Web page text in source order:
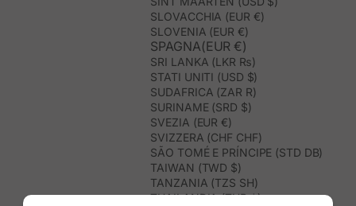
SLOVACCHIA (EUR €)
SLOVENIA (EUR €)
SPAGNA(EUR €)
SRI LANKA (LKR ₨)
STATI UNITI (USD $)
SUDAFRICA (ZAR R)
SURINAME (SRD $)
SVEZIA (EUR €)
SVIZZERA (CHF CHF)
SÃO TOMÉ E PRÍNCIPE (STD DB)
TAIWAN (TWD $)
TANZANIA (TZS SH)
THAILANDIA (THB ฿)